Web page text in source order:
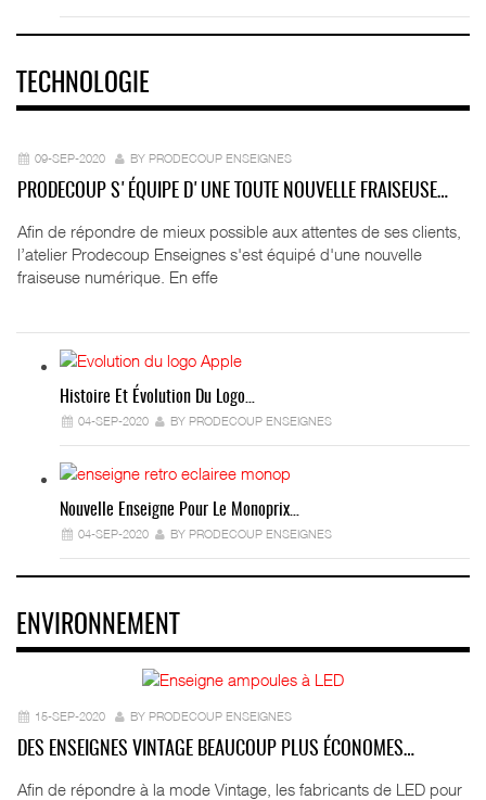
TECHNOLOGIE
09-SEP-2020 BY PRODECOUP ENSEIGNES
PRODECOUP S'ÉQUIPE D'UNE TOUTE NOUVELLE FRAISEUSE…
Afin de répondre de mieux possible aux attentes de ses clients,
l’atelier Prodecoup Enseignes s'est équipé d'une nouvelle
fraiseuse numérique. En effe
Histoire Et Évolution Du Logo…
04-SEP-2020 BY PRODECOUP ENSEIGNES
Nouvelle Enseigne Pour Le Monoprix…
04-SEP-2020 BY PRODECOUP ENSEIGNES
ENVIRONNEMENT
15-SEP-2020 BY PRODECOUP ENSEIGNES
DES ENSEIGNES VINTAGE BEAUCOUP PLUS ÉCONOMES…
Afin de répondre à la mode Vintage, les fabricants de LED pour